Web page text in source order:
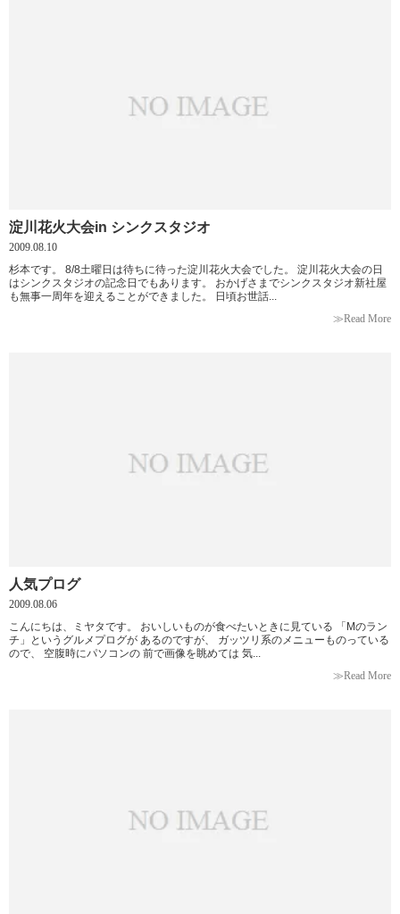
淀川花火大会in シンクスタジオ
2009.08.10
杉本です。 8/8土曜日は待ちに待った淀川花火大会でした。 淀川花火大会の日
はシンクスタジオの記念日でもあります。 おかげさまでシンクスタジオ新社屋
も無事一周年を迎えることができました。 日頃お世話...
≫Read More
人気プログ
2009.08.06
こんにちは、ミヤタです。 おいしいものが食べたいときに見ている 「Mのラン
チ」というグルメプログが あるのですが、 ガッツリ系のメニューものっている
ので、 空腹時にパソコンの 前で画像を眺めては 気...
≫Read More